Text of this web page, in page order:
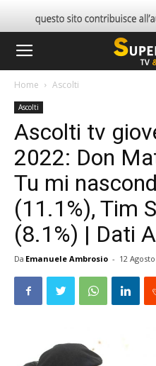
Home Ascolti
Ascolti
Ascolti tv
2022: Don
Tu mi
(11.1%), Tim
(8.1%) | Dati
Da Emanuele Ambrosio - 12